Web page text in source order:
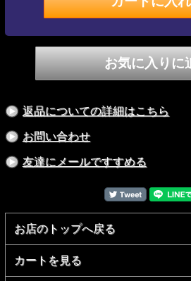
返品についての詳細はこちら
お問い合わせ
友達にメールですすめる
お店のトップへ戻る
カートを見る